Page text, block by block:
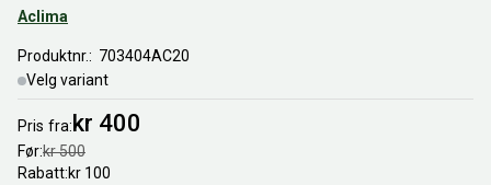
Aclima
Produktnr.
703404AC20
Velg variant
Pris fra kr 400
Førkr 500
Rabatt kr 100